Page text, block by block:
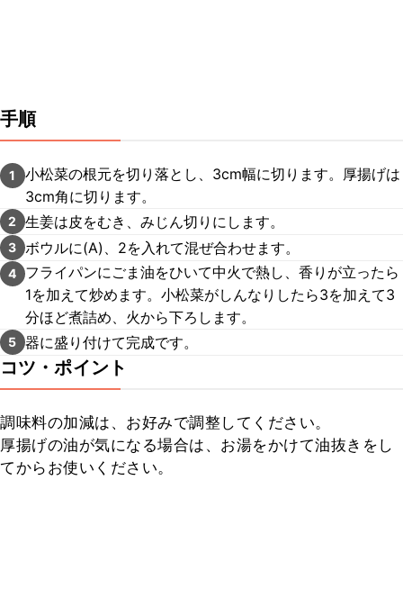
手順
1
小松菜の根元を切り落とし、3cm幅に切ります。厚揚げは
3cm角に切ります。
2 生姜は皮をむき、みじん切りにします。
3 ボウルに(A)、2を入れて混ぜ合わせます。
4
フライパンにごま油をひいて中火で熱し、香りが立ったら
1を加えて炒めます。小松菜がしんなりしたら3を加えて3
分ほど煮詰め、火から下ろします。
5 器に盛り付けて完成です。
コツ・ポイント
調味料の加減は、お好みで調整してください。
厚揚げの油が気になる場合は、お湯をかけて油抜きをし
てからお使いください。